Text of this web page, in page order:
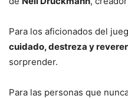
Para los aficionados del
cuidado, destreza y
sorprender.
Para las personas que